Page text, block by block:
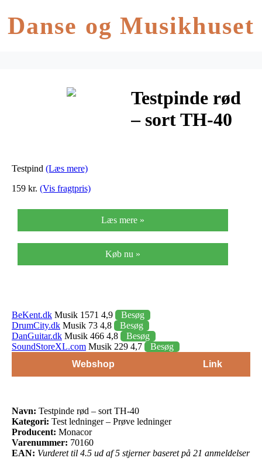
Danse og Musikhuset
Testpinde rød
– sort TH-40
Testpind (Læs mere)
159 kr. (Vis fragtpris)
Læs mere »
Køb nu »
BeKent.dk Musik 1571 4,9
Besøg
DrumCity.dk Musik 73 4,8
Besøg
DanGuitar.dk Musik 466 4,8
Besøg
SoundStoreXL.com Musik 229 4,7
Besøg
Webshop
Link
Navn: Testpinde rød – sort TH-40
Kategori: Test ledninger – Prøve ledninger
Producent: Monacor
Varenummer: 70160
EAN: Vurderet til 4.5 ud af 5 stjerner baseret på 21 anmeldelser